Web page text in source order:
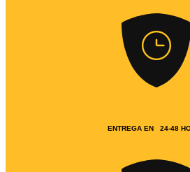
ENTREGA EN 24-48